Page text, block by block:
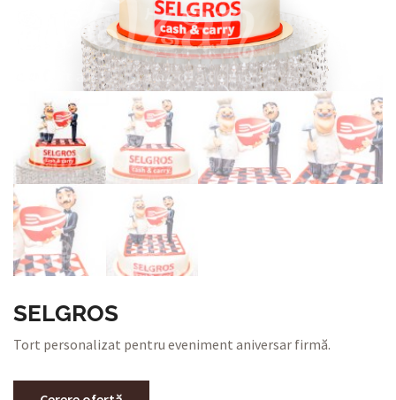
SELGROS
Tort personalizat pentru eveniment aniversar firmă.